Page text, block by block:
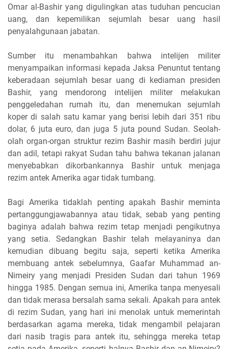
Omar al-Bashir yang digulingkan atas tuduhan pencucian
uang, dan kepemilikan sejumlah besar uang hasil
penyalahgunaan jabatan.
Sumber itu menambahkan bahwa intelijen militer
menyampaikan informasi kepada Jaksa Penuntut tentang
keberadaan sejumlah besar uang di kediaman presiden
Bashir, yang mendorong intelijen militer melakukan
penggeledahan rumah itu, dan menemukan sejumlah
koper di salah satu kamar yang berisi lebih dari 351 ribu
dolar, 6 juta euro, dan juga 5 juta pound Sudan. Seolah-
olah organ-organ struktur rezim Bashir masih berdiri jujur
dan adil, tetapi rakyat Sudan tahu bahwa tekanan jalanan
menyebabkan dikorbankannya Bashir untuk menjaga
rezim antek Amerika agar tidak tumbang.
Bagi Amerika tidaklah penting apakah Bashir meminta
pertanggungjawabannya atau tidak, sebab yang penting
baginya adalah bahwa rezim tetap menjadi pengikutnya
yang setia. Sedangkan Bashir telah melayaninya dan
kemudian dibuang begitu saja, seperti ketika Amerika
membuang antek sebelumnya, Gaafar Muhammad an-
Nimeiry yang menjadi Presiden Sudan dari tahun 1969
hingga 1985. Dengan semua ini, Amerika tanpa menyesali
dan tidak merasa bersalah sama sekali. Apakah para antek
di rezim Sudan, yang hari ini menolak untuk memerintah
berdasarkan agama mereka, tidak mengambil pelajaran
dari nasib tragis para antek itu, sehingga mereka tetap